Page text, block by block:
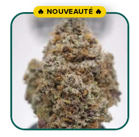
🔥 NOUVEAUTÉ 🔥